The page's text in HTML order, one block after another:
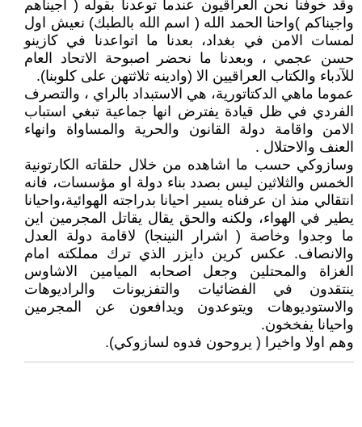
وقد خوفنا نحن العراقيون عندما توعدنا بقوله ( اجيناهم
واجيناكم )واحنا الحمد الله ( اسم الله بالطبك) نعيش اول
لمسات الامن في بغداد، بعدنا ما اتواعدنا في كازينو
حسن عجمي ، وبعدنا ما نحضر اصبوحة الاتحاد العام
للآدباء والكتاب العراقيين الا (وادينه ثلاثتهن على كلوبنا).
عموما ماهي الدكتاتورية، هي الاستبداد بالراي ، والتصرف
الفردي في ظل قيادة يفترض انها جماعية تبغي استباب
الامن واقامة دولة القانون والحرية والمساواة وانهاء
العنف والاحتلال .
وسازوكي حسب ما اشاهده من خلال حلقاته الكارتونية
الخمس والثلاثين ليس بصدد بناء دولة او مؤسسات، فانه
انتقالي منذ ان عرفناه يسير احيانا بدراجته الهوائية،واحيانا
يطير في الهواء، ولكنه والحق يقال يقاتل المجرمين اين
ما وجدوا وخاصة ( اشرار النينجا) لاقامة دولة العدل
والانصاف. عكس كرين دايزر الذي ترك مملكته امام
الغزاة والمحتلين وجعل اصحابه الميامين الاشاوس
ينتقدون في الفضائيات والتفزيونات والراديوهات
والاستوديوهات ويتوعدون ويدافعون عن المجرمين
واحيانا يفخخون.
وهم اولا واخيرا ( يروحون فدوه لسازوكي).